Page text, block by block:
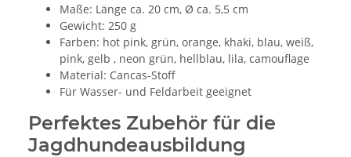
Maße: Länge ca. 20 cm, Ø ca. 5,5 cm
Gewicht: 250 g
Farben: hot pink, grün, orange, khaki, blau, weiß,
pink, gelb , neon grün, hellblau, lila, camouflage
Material: Cancas-Stoff
Für Wasser- und Feldarbeit geeignet
Perfektes Zubehör für die
Jagdhundeausbildung